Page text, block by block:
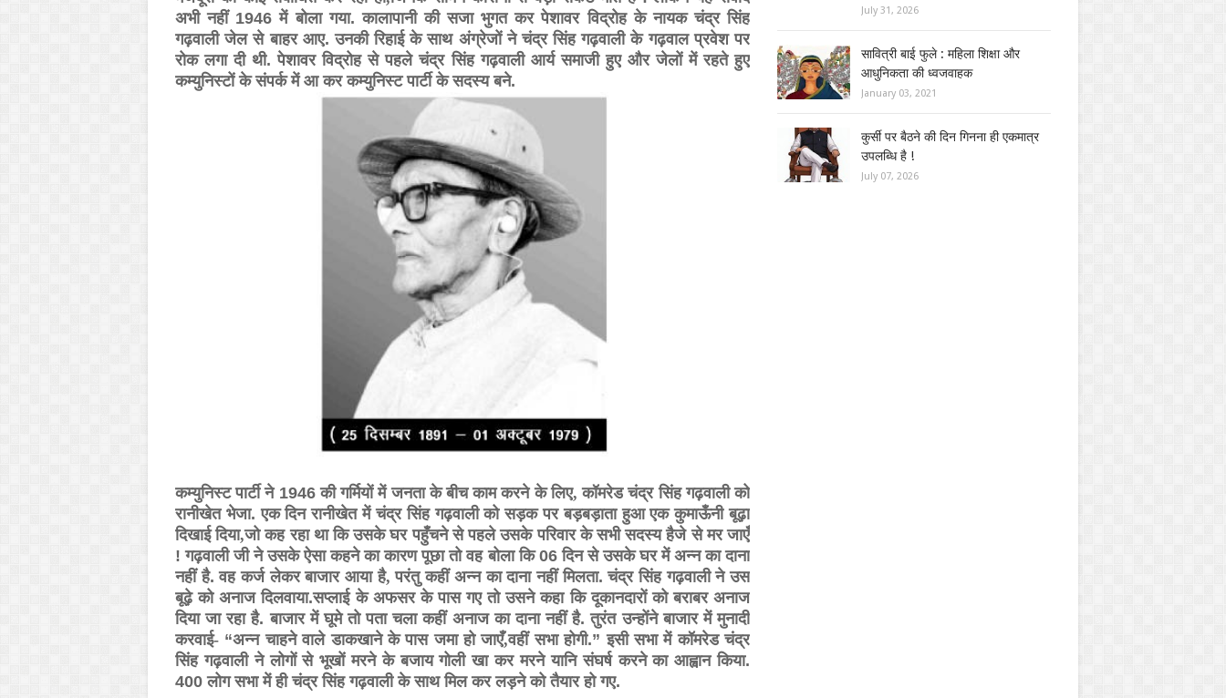
अभी नहीं 1946 में बोला गया. कालापानी की सजा भुगत कर पेशावर विद्रोह के नायक चंद्र सिंह
गढ़वाली जेल से बाहर आए. उनकी रिहाई के साथ अंग्रेजों ने चंद्र सिंह गढ़वाली के गढ़वाल प्रवेश पर
रोक लगा दी थी. पेशावर विद्रोह से पहले चंद्र सिंह गढ़वाली आर्य समाजी हुए और जेलों में रहते हुए
कम्युनिस्टों के संपर्क में आ कर कम्युनिस्ट पार्टी के सदस्य बने.
कम्युनिस्ट पार्टी ने 1946 की गर्मियों में जनता के बीच काम करने के लिए, कॉमरेड चंद्र सिंह गढ़वाली को
रानीखेत भेजा. एक दिन रानीखेत में चंद्र सिंह गढ़वाली को सड़क पर बड़बड़ाता हुआ एक कुमाऊँनी बूढ़ा
दिखाई दिया,जो कह रहा था कि उसके घर पहुँचने से पहले उसके परिवार के सभी सदस्य हैजे से मर जाएँ
! गढ़वाली जी ने उसके ऐसा कहने का कारण पूछा तो वह बोला कि 06 दिन से उसके घर में अन्न का दाना
नहीं है. वह कर्ज लेकर बाजार आया है, परंतु कहीं अन्न का दाना नहीं मिलता. चंद्र सिंह गढ़वाली ने उस
बूढ़े को अनाज दिलवाया.सप्लाई के अफसर के पास गए तो उसने कहा कि दूकानदारों को बराबर अनाज
दिया जा रहा है. बाजार में घूमे तो पता चला कहीं अनाज का दाना नहीं है. तुरंत उन्होंने बाजार में मुनादी
करवाई- “अन्न चाहने वाले डाकखाने के पास जमा हो जाएँ,वहीं सभा होगी.” इसी सभा में कॉमरेड चंद्र
सिंह गढ़वाली ने लोगों से भूखों मरने के बजाय गोली खा कर मरने यानि संघर्ष करने का आह्वान किया.
400 लोग सभा में ही चंद्र सिंह गढ़वाली के साथ मिल कर लड़ने को तैयार हो गए.
July 31, 2026
सावित्री बाई फुले : महिला शिक्षा और
आधुनिकता की ध्वजवाहक
January 03, 2021
कुर्सी पर बैठने की दिन गिनना ही एकमात्र
उपलब्धि है !
July 07, 2026